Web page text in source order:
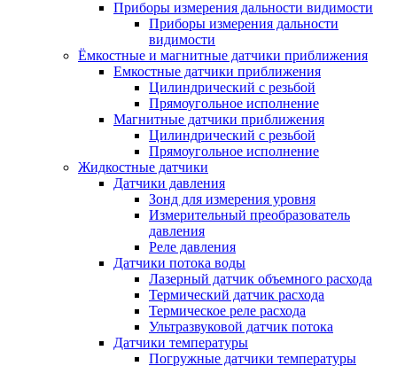
Приборы измерения дальности видимости
Приборы измерения дальности
видимости
Ёмкостные и магнитные датчики приближения
Емкостные датчики приближения
Цилиндрический с резьбой
Прямоугольное исполнение
Магнитные датчики приближения
Цилиндрический с резьбой
Прямоугольное исполнение
Жидкостные датчики
Датчики давления
Зонд для измерения уровня
Измерительный преобразователь
давления
Реле давления
Датчики потока воды
Лазерный датчик объемного расхода
Термический датчик расхода
Термическое реле расхода
Ультразвуковой датчик потока
Датчики температуры
Погружные датчики температуры